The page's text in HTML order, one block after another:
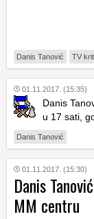
Danis Tanović TV
01.11.2017. (15:35)
Danis
u 17 sati,
Danis Tanović
01.11.2017. (15:30)
Danis
MM centru